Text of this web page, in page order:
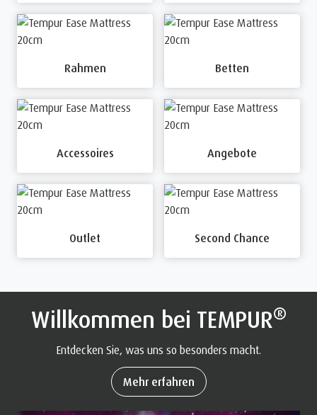
Rahmen Betten
Accessoires Angebote
Outlet Second Chance
Willkommen bei TEMPUR®
Entdecken Sie, was uns so besonders macht.
Mehr erfahren